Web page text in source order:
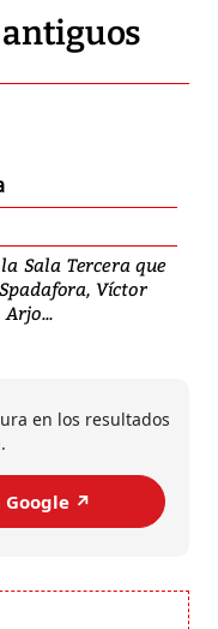
antiguos
Sala Tercera que
Víctor
en los resultados
Google ↗️